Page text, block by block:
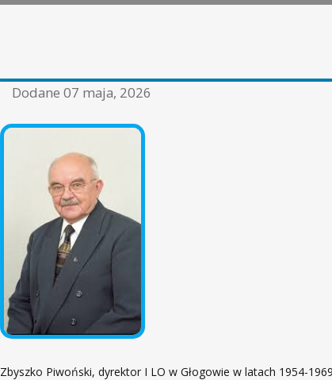
Dodane 07 maja, 2026
Zbyszko Piwoński, dyrektor I LO w Głogowie w latach 1954-